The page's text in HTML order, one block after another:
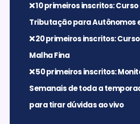
❌10 primeiros inscritos: Curso
Tributação para Autônomos
❌20 primeiros inscritos:
Malha Fina
❌50 primeiros inscritos:
Semanais de toda a
para tirar dúvidas ao vivo